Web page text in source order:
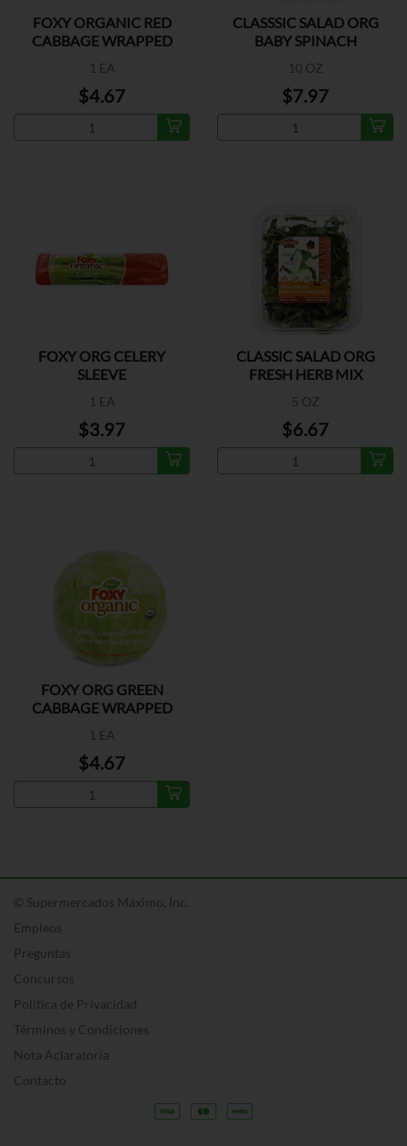
FOXY ORGANIC RED
CABBAGE WRAPPED
1 EA
$4.67
CLASSSIC SALAD ORG
BABY SPINACH
10 OZ
$7.97
FOXY ORG CELERY
SLEEVE
1 EA
$3.97
CLASSIC SALAD ORG
FRESH HERB MIX
5 OZ
$6.67
FOXY ORG GREEN
CABBAGE WRAPPED
1 EA
$4.67
© Supermercados Máximo, Inc.
Empleos
Preguntas
Concursos
Política de Privacidad
Términos y Condiciones
Nota Aclaratoria
Contacto